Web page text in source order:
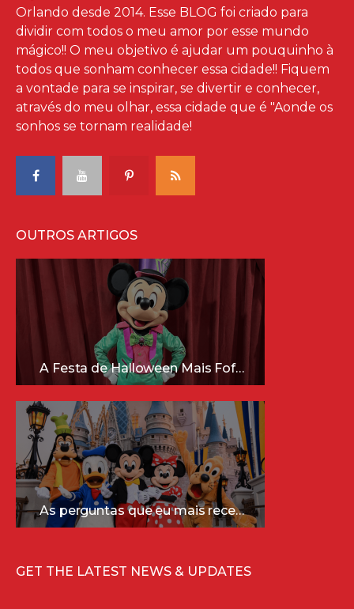
Orlando desde 2014. Esse BLOG foi criado para
dividir com todos o meu amor por esse mundo
mágico!! O meu objetivo é ajudar um pouquinho à
todos que sonham conhecer essa cidade!! Fiquem
a vontade para se inspirar, se divertir e conhecer,
através do meu olhar, essa cidade que é "Aonde os
sonhos se tornam realidade!
OUTROS ARTIGOS
A Festa de Halloween Mais Fofa da Disney Está Chegando!
As perguntas que eu mais recebo sobre a Disney (e as respostas mais sinceras!)
GET THE LATEST NEWS & UPDATES